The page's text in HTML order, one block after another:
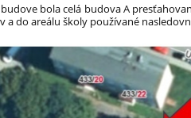
bola celá budova A
do areálu školy používané